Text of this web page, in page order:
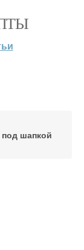
шапкой